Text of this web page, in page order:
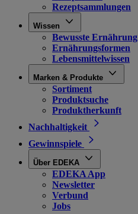
Rezeptsammlungen
Wissen
Bewusste Ernährung
Ernährungsformen
Lebensmittelwissen
Marken & Produkte
Sortiment
Produktsuche
Produktherkunft
Nachhaltigkeit
Gewinnspiele
Über EDEKA
EDEKA App
Newsletter
Verbund
Jobs